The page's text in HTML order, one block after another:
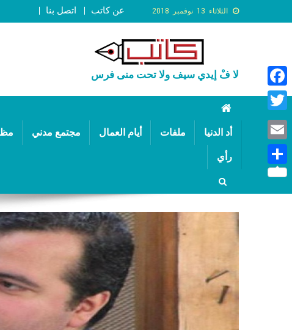
الثلاثاء 13 نوفمبر 2018 اتصل بنا عن كاتب
لا فْ إيدي سيف ولا تحت منى فرس
أد الدنيا ملفات أيام العمال مجتمع مدني
رأي
Email
Share